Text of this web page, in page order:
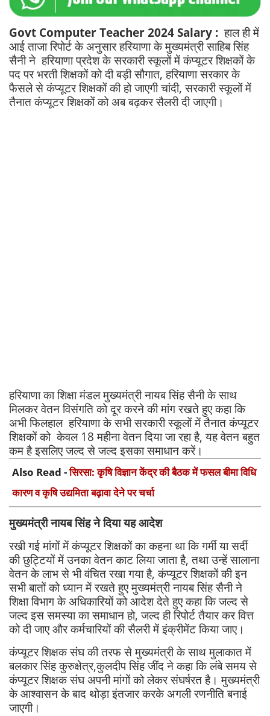
Govt Computer Teacher 2024 Salary : हाल ही में
आई ताजा रिपोर्ट के अनुसार हरियाणा के मुख्यमंत्री साहिब सिंह
सैनी ने हरियाणा प्रदेश के सरकारी स्कूलों में कंप्यूटर शिक्षकों के
पद पर भरती शिक्षकों को दी बड़ी सौगात, हरियाणा सरकार के
फैसले से कंप्यूटर शिक्षकों की हो जाएगी चांदी, सरकारी स्कूलों में
तैनात कंप्यूटर शिक्षकों को अब बढ़कर सैलरी दी जाएगी।
हरियाणा का शिक्षा मंडल मुख्यमंत्री नायब सिंह सैनी के साथ
मिलकर वेतन विसंगति को दूर करने की मांग रखते हुए कहा कि
अभी फिलहाल हरियाणा के सभी सरकारी स्कूलों में तैनात कंप्यूटर
शिक्षकों को केवल 18 महीना वेतन दिया जा रहा है, यह वेतन बहुत
कम है इसलिए जल्द से जल्द इसका समाधान करें।
Also Read -सिरसा: कृषि विज्ञान केंद्र की बैठक में फसल बीमा विधि
कारण व कृषि उद्यमिता बढ़ावा देने पर चर्चा
मुख्यमंत्री नायब सिंह ने दिया यह आदेश
रखी गई मांगों में कंप्यूटर शिक्षकों का कहना था कि गर्मी या सर्दी
की छुट्टियों में उनका वेतन काट लिया जाता है, तथा उन्हें सालाना
वेतन के लाभ से भी वंचित रखा गया है, कंप्यूटर शिक्षकों की इन
सभी बातों को ध्यान में रखते हुए मुख्यमंत्री नायब सिंह सैनी ने
शिक्षा विभाग के अधिकारियों को आदेश देते हुए कहा कि जल्द से
जल्द इस समस्या का समाधान हो, जल्द ही रिपोर्ट तैयार कर वित्त
को दी जाए और कर्मचारियों की सैलरी में इंक्रीमेंट किया जाए।
कंप्यूटर शिक्षक संघ की तरफ से मुख्यमंत्री के साथ मुलाकात में
बलकार सिंह कुरुक्षेत्र,कुलदीप सिंह जींद ने कहा कि लंबे समय से
कंप्यूटर शिक्षक संघ अपनी मांगों को लेकर संघर्षरत है। मुख्यमंत्री
के आश्वासन के बाद थोड़ा इंतजार करके अगली रणनीति बनाई
जाएगी।